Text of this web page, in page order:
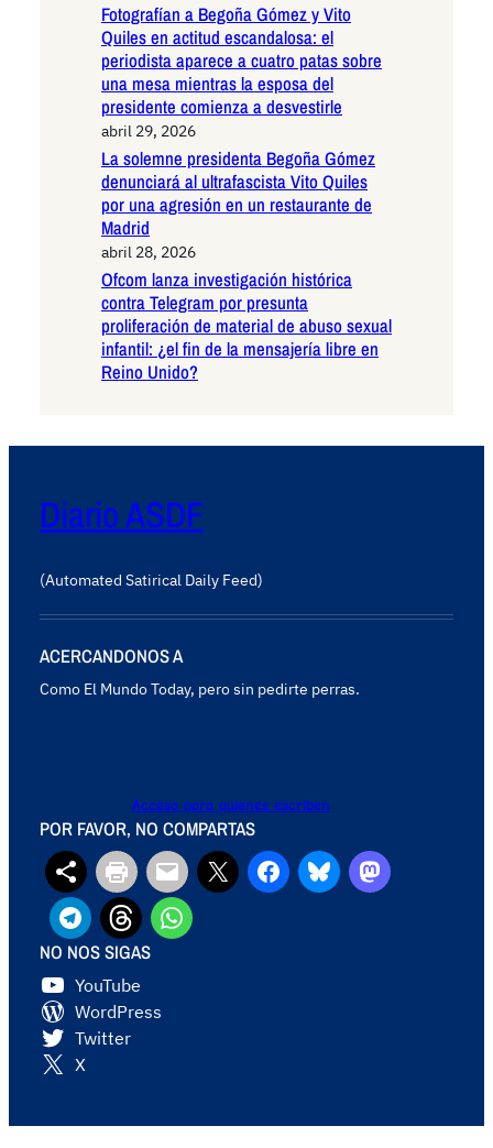
Fotografían a Begoña Gómez y Vito
Quiles en actitud escandalosa: el
periodista aparece a cuatro patas sobre
una mesa mientras la esposa del
presidente comienza a desvestirle
abril 29, 2026
La solemne presidenta Begoña Gómez
denunciará al ultrafascista Vito Quiles
por una agresión en un restaurante de
Madrid
abril 28, 2026
Ofcom lanza investigación histórica
contra Telegram por presunta
proliferación de material de abuso sexual
infantil: ¿el fin de la mensajería libre en
Reino Unido?
Diario ASDF
(Automated Satirical Daily Feed)
ACERCANDONOS A
Como El Mundo Today, pero sin pedirte perras.
Acceso para quienes escriben
POR FAVOR, NO COMPARTAS
NO NOS SIGAS
YouTube
WordPress
Twitter
X